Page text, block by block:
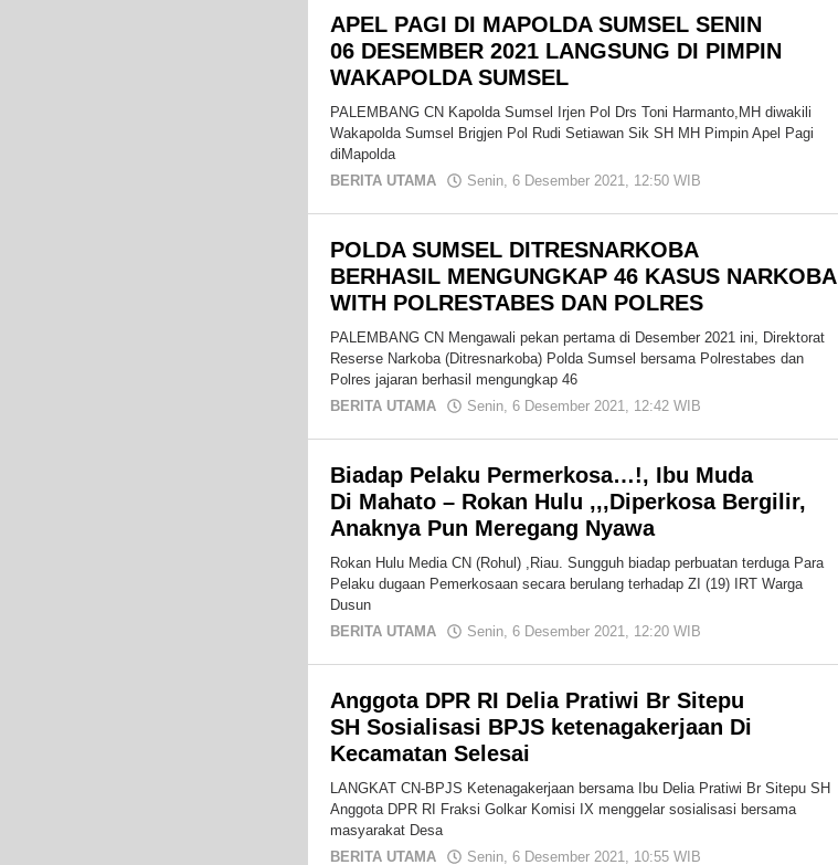
APEL PAGI DI MAPOLDA SUMSEL SENIN
06 DESEMBER 2021 LANGSUNG DI PIMPIN
WAKAPOLDA SUMSEL
PALEMBANG CN Kapolda Sumsel Irjen Pol Drs Toni Harmanto,MH diwakili
Wakapolda Sumsel Brigjen Pol Rudi Setiawan Sik SH MH Pimpin Apel Pagi
diMapolda
BERITA UTAMA
Senin, 6 Desember 2021, 12:50 WIB
POLDA SUMSEL DITRESNARKOBA
BERHASIL MENGUNGKAP 46 KASUS NARKOBA
WITH POLRESTABES DAN POLRES
PALEMBANG CN Mengawali pekan pertama di Desember 2021 ini, Direktorat
Reserse Narkoba (Ditresnarkoba) Polda Sumsel bersama Polrestabes dan
Polres jajaran berhasil mengungkap 46
BERITA UTAMA
Senin, 6 Desember 2021, 12:42 WIB
Biadap Pelaku Permerkosa…!, Ibu Muda
Di Mahato – Rokan Hulu ,,,Diperkosa Bergilir,
Anaknya Pun Meregang Nyawa
Rokan Hulu Media CN (Rohul) ,Riau. Sungguh biadap perbuatan terduga Para
Pelaku dugaan Pemerkosaan secara berulang terhadap ZI (19) IRT Warga
Dusun
BERITA UTAMA
Senin, 6 Desember 2021, 12:20 WIB
Anggota DPR RI Delia Pratiwi Br Sitepu
SH Sosialisasi BPJS ketenagakerjaan Di
Kecamatan Selesai
LANGKAT CN-BPJS Ketenagakerjaan bersama Ibu Delia Pratiwi Br Sitepu SH
Anggota DPR RI Fraksi Golkar Komisi IX menggelar sosialisasi bersama
masyarakat Desa
BERITA UTAMA
Senin, 6 Desember 2021, 10:55 WIB